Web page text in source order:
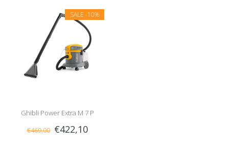
SALE -10%
Ghibli Power Extra M 7 P
€469,00 €422,10